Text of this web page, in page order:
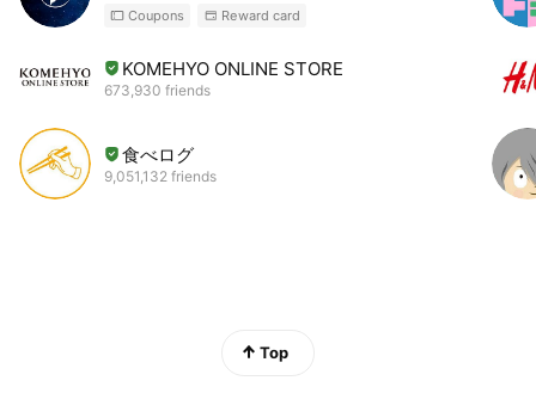
Coupons Reward card
KOMEHYO ONLINE STORE
673,930 friends
食べログ
9,051,132 friends
Top